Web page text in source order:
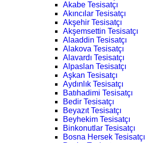
Akabe Tesisatçı
Akıncılar Tesisatçı
Akşehir Tesisatçı
Akşemsettin Tesisatçı
Alaaddin Tesisatçı
Alakova Tesisatçı
Alavardı Tesisatçı
Alpaslan Tesisatçı
Aşkan Tesisatçı
Aydınlık Tesisatçı
Batıhadimi Tesisatçı
Bedir Tesisatçı
Beyazıt Tesisatçı
Beyhekim Tesisatçı
Binkonutlar Tesisatçı
Bosna Hersek Tesisatçı